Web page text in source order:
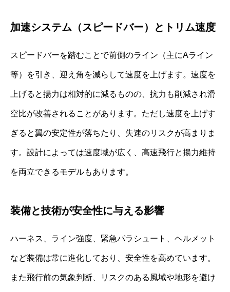
加速システム（スピードバー）とトリム速度
スピードバーを踏むことで前側のライン（主にAライン
等）を引き、迎え角を減らして速度を上げます。速度を
上げると揚力は相対的に減るものの、抗力も削減され滑
空比が改善されることがあります。ただし速度を上げす
ぎると翼の安定性が落ちたり、失速のリスクが高まりま
す。設計によっては速度域が広く、高速飛行と揚力維持
を両立できるモデルもあります。
装備と技術が安全性に与える影響
ハーネス、ライン強度、緊急パラシュート、ヘルメット
など装備は常に進化しており、安全性を高めています。
また飛行前の気象判断、リスクのある風域や地形を避け